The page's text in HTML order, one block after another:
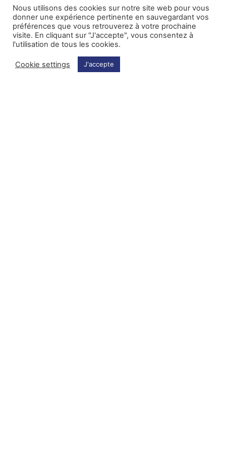
Mister Manoury
Neuwirth￼
Nous utilisons des cookies sur notre site web pour vous
donner une expérience pertinente en sauvegardant vos
préférences que vous retrouverez à votre prochaine
visite. En cliquant sur "J'accepte", vous consentez à
l'utilisation de tous les cookies.
Cookie settings J'accepte